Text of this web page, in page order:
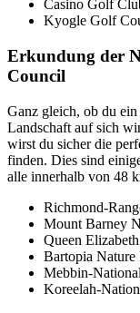
Casino Golf
Kyogle Golf
Erkundung der
Council
Ganz gleich, ob du
Landschaft auf sich
wirst du sicher die
finden. Dies sind
alle innerhalb von 48
Richmond-
Mount Barney
Queen
Bartopia
Mebbin-
Koreelah-